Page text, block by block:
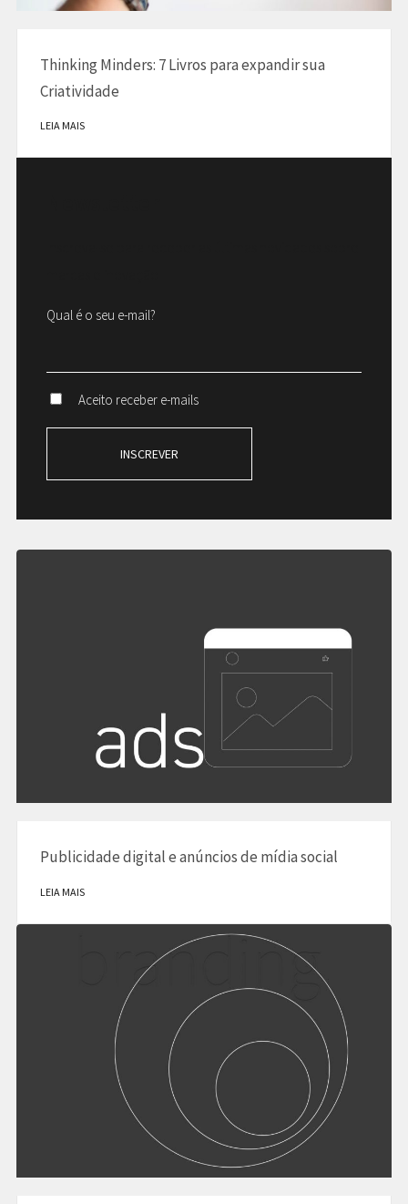
Thinking Minders: 7 Livros para expandir sua
Criatividade
LEIA MAIS
Qual é o seu e-mail?
Aceito receber e-mails
Publicidade digital e anúncios de mídia social
LEIA MAIS